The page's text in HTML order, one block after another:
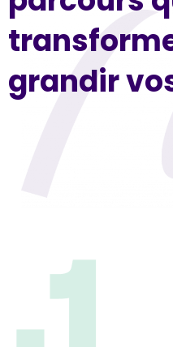
grandir